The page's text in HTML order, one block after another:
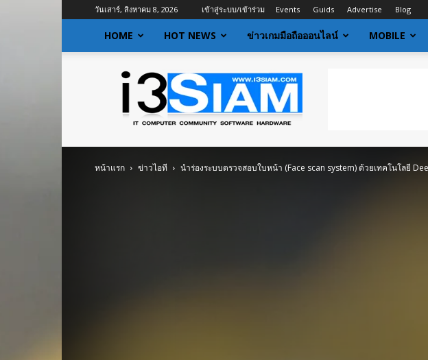
วันเสาร์, สิงหาคม 8, 2026 เข้าสู่ระบบ/เข้าร่วม Events Guids Advertise Blog
HOME HOT NEWS ข่าวเกมมือถือออนไลน์ MOBILE
I3siam
ข่าว
ไอที
ข้อมูล
ข่าวสาร
หน้าแรก ข่าวไอที นำร่องระบบตรวจสอบใบหน้า (Face scan system) ด้วยเทคโนโลยี